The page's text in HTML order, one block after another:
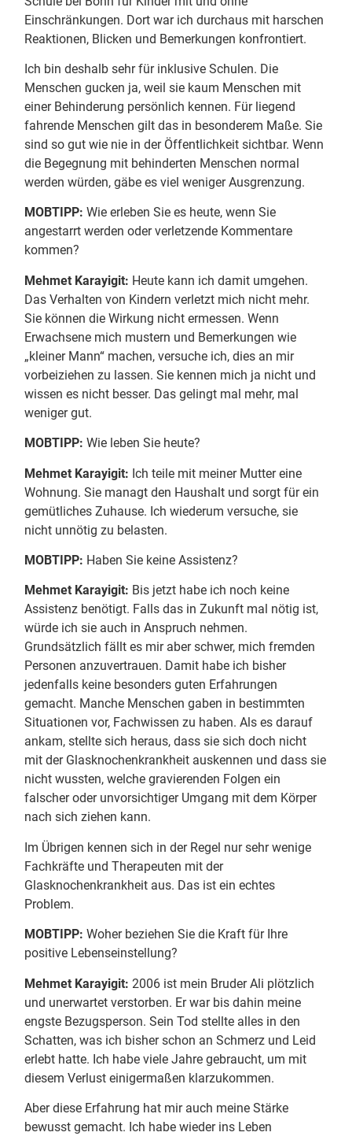
Einschränkungen. Dort war ich durchaus mit harschen
Reaktionen, Blicken und Bemerkungen konfrontiert.
Ich bin deshalb sehr für inklusive Schulen. Die
Menschen gucken ja, weil sie kaum Menschen mit
einer Behinderung persönlich kennen. Für liegend
fahrende Menschen gilt das in besonderem Maße. Sie
sind so gut wie nie in der Öffentlichkeit sichtbar. Wenn
die Begegnung mit behinderten Menschen normal
werden würden, gäbe es viel weniger Ausgrenzung.
MOBTIPP: Wie erleben Sie es heute, wenn Sie
angestarrt werden oder verletzende Kommentare
kommen?
Mehmet Karayigit: Heute kann ich damit umgehen.
Das Verhalten von Kindern verletzt mich nicht mehr.
Sie können die Wirkung nicht ermessen. Wenn
Erwachsene mich mustern und Bemerkungen wie
„kleiner Mann“ machen, versuche ich, dies an mir
vorbeiziehen zu lassen. Sie kennen mich ja nicht und
wissen es nicht besser. Das gelingt mal mehr, mal
weniger gut.
MOBTIPP: Wie leben Sie heute?
Mehmet Karayigit: Ich teile mit meiner Mutter eine
Wohnung. Sie managt den Haushalt und sorgt für ein
gemütliches Zuhause. Ich wiederum versuche, sie
nicht unnötig zu belasten.
MOBTIPP: Haben Sie keine Assistenz?
Mehmet Karayigit: Bis jetzt habe ich noch keine
Assistenz benötigt. Falls das in Zukunft mal nötig ist,
würde ich sie auch in Anspruch nehmen.
Grundsätzlich fällt es mir aber schwer, mich fremden
Personen anzuvertrauen. Damit habe ich bisher
jedenfalls keine besonders guten Erfahrungen
gemacht. Manche Menschen gaben in bestimmten
Situationen vor, Fachwissen zu haben. Als es darauf
ankam, stellte sich heraus, dass sie sich doch nicht
mit der Glasknochenkrankheit auskennen und dass sie
nicht wussten, welche gravierenden Folgen ein
falscher oder unvorsichtiger Umgang mit dem Körper
nach sich ziehen kann.
Im Übrigen kennen sich in der Regel nur sehr wenige
Fachkräfte und Therapeuten mit der
Glasknochenkrankheit aus. Das ist ein echtes
Problem.
MOBTIPP: Woher beziehen Sie die Kraft für Ihre
positive Lebenseinstellung?
Mehmet Karayigit: 2006 ist mein Bruder Ali plötzlich
und unerwartet verstorben. Er war bis dahin meine
engste Bezugsperson. Sein Tod stellte alles in den
Schatten, was ich bisher schon an Schmerz und Leid
erlebt hatte. Ich habe viele Jahre gebraucht, um mit
diesem Verlust einigermaßen klarzukommen.
Aber diese Erfahrung hat mir auch meine Stärke
bewusst gemacht. Ich habe wieder ins Leben